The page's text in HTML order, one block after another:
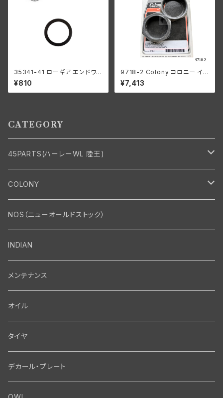
35341-41 ローギア エンドワッ
シャー1個
¥810
9718-2 Colony コロニー イン
テーク マニホールド ナット キッ
ト ハーレーダビッドソン 1940-
54年 OHV 74 モデル 1953-5
¥7,413
CATEGORY
45PARTS(ハーレーWL 陸王)
エンジン
エンジン・シリンダーヘッド
バルブ・タペット関係
エンジン関係 ビックツイン
マフラー・インテーク・キャブレター
マフラー関係
インテーク・キャブレター関係
エレクトリカル
ジェネレーター関係
ディストリビューター関係
駆動系
ドライブチェーン関係
スプロケット・ベルトドライブキット
フロントフォーク・フレーム
フロントフォーク関係
ソフテイル用 New Springer Fork
シート・サドルバッグ
シートポスト関係
ソロサドルシート関係
ハンドルバー・タンク・フェンダー
ハンドルバー関係
ホイール・ブレーキ
COLONY
Bolt・Nut
Nut
Screw
Front End・Rear End
Wheel-Brake
Fork-Shockabsorber
Motor
Motor
Carbrator
Transmission・Primary
Transmission-Shifter
Primary-clutch-Kickstarter
Gastank・Oiltank
Oilline
Gastank・Oiltank
Electrical
Electrical
TOOL
NOS（ニューオールドストック）
INDIAN
メンテナンス
オイル
タイヤ
デカール・プレート